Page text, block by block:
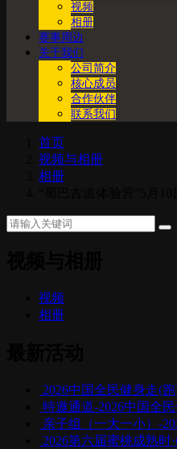
视频
相册
赛事周边
关于我们
公司简介
核心成员
合作伙伴
联系我们
首页
视频与相册
相册
视频
相册
2026中国全民健身走(
特邀通道-2026中国全
亲子组（一大一小）-
2026第六届蜜桃成熟时